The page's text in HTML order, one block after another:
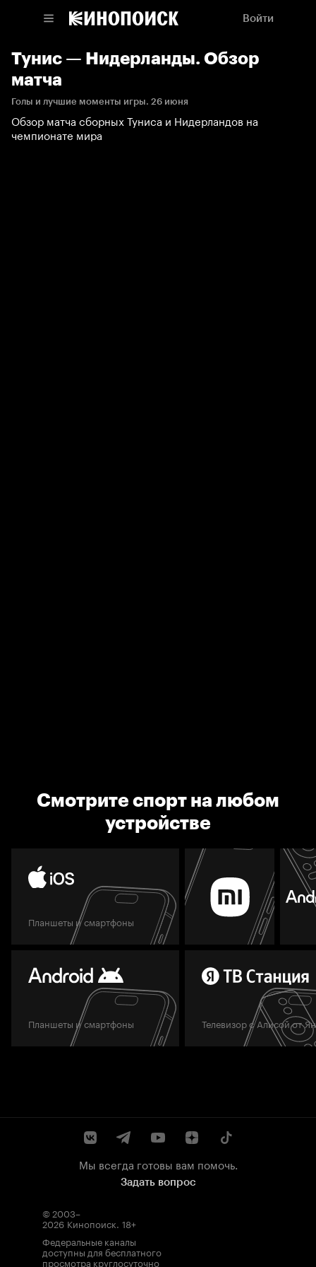
Войти
Тунис — Нидерланды. Обзор
матча
Голы и лучшие моменты игры. 26 июня
Обзор матча сборных Туниса и Нидерландов на
чемпионате мира
Смотрите спорт на любом
устройстве
Планшеты и смартфоны
Планшеты и смартфоны Телевизор с Алисой от
Мы всегда готовы вам помочь.
Задать вопрос
© 2003–
2026 Кинопоиск. 18+
Федеральные каналы
доступны для бесплатного
просмотра круглосуточно